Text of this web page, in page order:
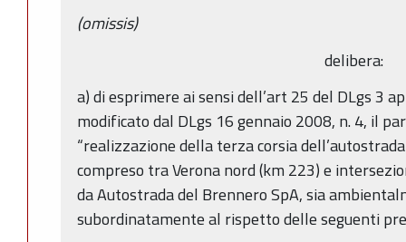
(omissis)
delibera:
a) di esprimere ai sensi dell’art 25 del DLgs 3
modificato dal DLgs 16 gennaio 2008, n. 4, il
“realizzazione della terza corsia
compreso tra Verona nord (km 223) e
da Autostrada del Brennero SpA, sia
subordinatamente al rispetto delle seguenti